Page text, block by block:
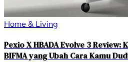
Home & Living
Pexio X HBADA Evolve 3
BIFMA yang Ubah Cara Kamu